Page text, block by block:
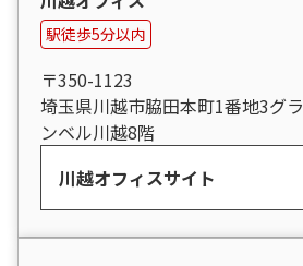
駅徒歩5分以内
〒350-1123
埼玉県川越市脇田本町1番地3グラ
ンベル川越8階
川越オフィスサイト